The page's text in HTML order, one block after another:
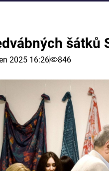
šátků
2025 16:26 846